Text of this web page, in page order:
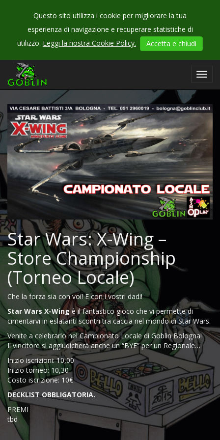
Questo sito utilizza i cookie per migliorare la tua
esperienza di navigazione e recuperare statistiche di
utilizzo. Leggi la nostra Cookie Policy. Accetta e chiudi
CHECK
OUR
Star Wars: X-Wing –
Store Championship
(Torneo Locale)
Che la forza sia con voi! E con i vostri dadi!
Star Wars X-Wing è il fantastico gioco che vi permette di
cimentarvi in eslatanti scontri tra caccia nel mondo di Star Wars.
Venite a celebrarlo nel Campionato Locale di Goblin Bologna!
Il vincitore si aggiudicherà anche un “BYE” per un Regionale…
Inizio iscrizioni: 10,00
Inizio torneo: 10,30
Costo iscrizione: 10€
DECKLIST OBBLIGATORIA.
PREMI
tbd